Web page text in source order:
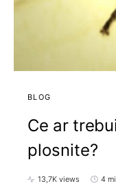
BLOG
Ce ar
plosnite?
13,7K views 4